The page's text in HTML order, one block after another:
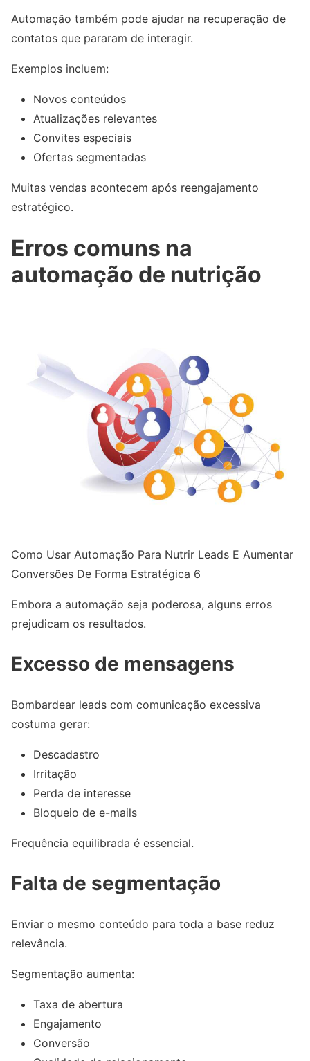
Automação também pode ajudar na recuperação de
contatos que pararam de interagir.
Exemplos incluem:
Novos conteúdos
Atualizações relevantes
Convites especiais
Ofertas segmentadas
Muitas vendas acontecem após reengajamento
estratégico.
Erros comuns na
automação de nutrição
Como Usar Automação Para Nutrir Leads E Aumentar
Conversões De Forma Estratégica 6
Embora a automação seja poderosa, alguns erros
prejudicam os resultados.
Excesso de mensagens
Bombardear leads com comunicação excessiva
costuma gerar:
Descadastro
Irritação
Perda de interesse
Bloqueio de e-mails
Frequência equilibrada é essencial.
Falta de segmentação
Enviar o mesmo conteúdo para toda a base reduz
relevância.
Segmentação aumenta:
Taxa de abertura
Engajamento
Conversão